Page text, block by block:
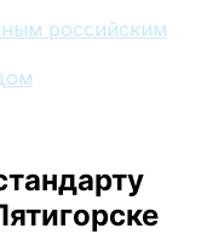
российским